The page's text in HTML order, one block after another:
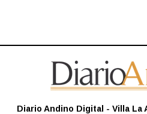
Diario Andino Digital - Villa La